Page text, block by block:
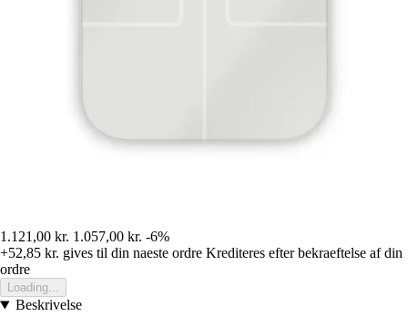
1.121,00 kr. 1.057,00 kr. -6%
+52,85 kr. gives til din naeste ordre Krediteres efter bekraeftelse af din
ordre
Loading...
Beskrivelse